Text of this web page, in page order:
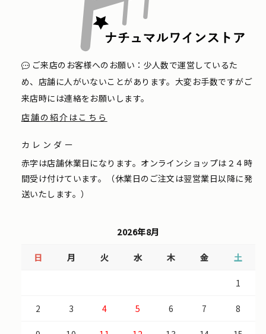
ご来店のお客様へのお願い：少人数で運営しているた
め、店舗に人がいないことがあります。大変お手数ですがご
来店時には連絡をお願いします。
店舗の紹介はこちら
カレンダー
赤字は店舗休業日になります。オンラインショップは２４時
間受け付けています。（休業日のご注文は翌営業日以降に発
送いたします。）
2026年8月
日 月 火 水 木 金 土
1
2 3 4 5 6 7 8